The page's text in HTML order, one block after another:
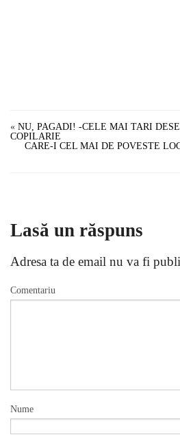
« NU, PAGADI! -CELE MAI TARI
COPILARIE
CARE-I CEL MAI DE POVESTE
Lasă un răspuns
Adresa ta de email nu va fi
Comentariu
Nume